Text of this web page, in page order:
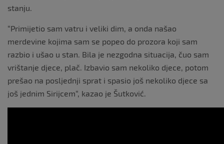
stanju.
“Primijetio sam vatru i veliki dim, a onda našao
merdevine kojima sam se popeo do prozora koji sam
razbio i ušao u stan. Bila je nezgodna situacija, čuo sam
vrištanje djece, plač. Izbavio sam nekoliko djece, potom
prešao na posljednji sprat i spasio još nekoliko djece sa
još jednim Sirijcem“, kazao je Šutković.